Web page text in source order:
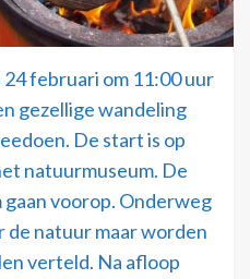
februari om 11:00 uur
gezellige wandeling
De start is op
natuurmuseum. De
gaan voorop. Onderweg
de natuur maar worden
verteld. Na afloop